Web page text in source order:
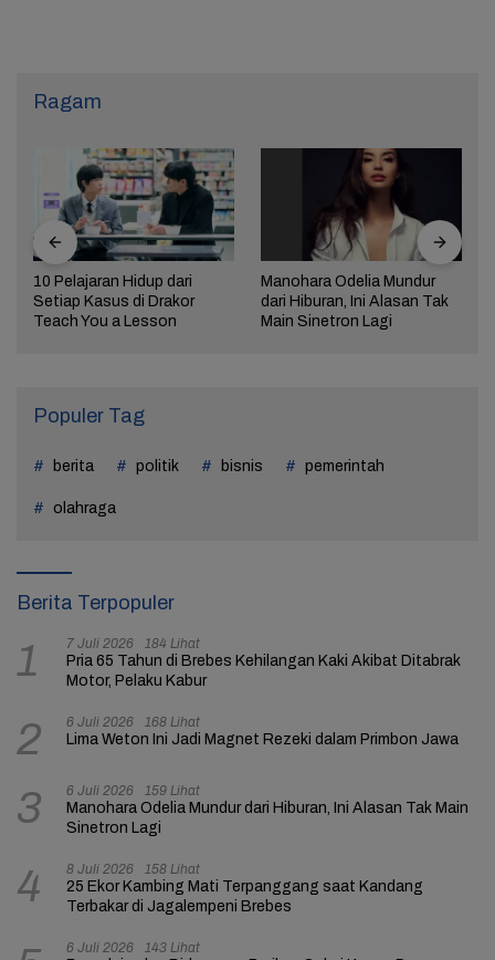
Ragam
10 Pelajaran Hidup dari
Setiap Kasus di Drakor
Teach You a Lesson
Manohara Odelia Mundur
dari Hiburan, Ini Alasan Tak
Main Sinetron Lagi
Populer Tag
berita politik bisnis pemerintah
olahraga
Berita Terpopuler
1 7 Juli 2026 184 Lihat
Pria 65 Tahun di Brebes Kehilangan Kaki Akibat Ditabrak
Motor, Pelaku Kabur
2 6 Juli 2026 168 Lihat
Lima Weton Ini Jadi Magnet Rezeki dalam Primbon Jawa
3 6 Juli 2026 159 Lihat
Manohara Odelia Mundur dari Hiburan, Ini Alasan Tak Main
Sinetron Lagi
4 8 Juli 2026 158 Lihat
25 Ekor Kambing Mati Terpanggang saat Kandang
Terbakar di Jagalempeni Brebes
6 Juli 2026 143 Lihat